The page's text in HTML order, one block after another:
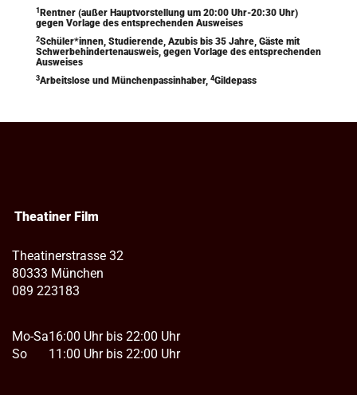
1 Rentner (außer Hauptvorstellung um 20:00 Uhr-20:30 Uhr)
gegen Vorlage des entsprechenden Ausweises
2Schüler*innen, Studierende, Azubis bis 35 Jahre, Gäste mit
Schwerbehindertenausweis, gegen Vorlage des entsprechenden
Ausweises
3Arbeitslose und Münchenpassinhaber, 4Gildepass
Theatiner Film
Theatinerstrasse 32
80333 München
089 223183
Mo-Sa
So
16:00 Uhr bis 22:00 Uhr
11:00 Uhr bis 22:00 Uhr